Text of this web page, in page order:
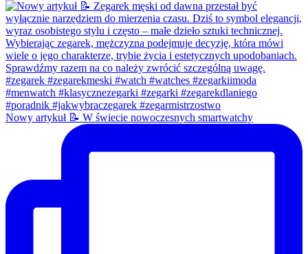
Nowy artykuł 📝 W świecie nowoczesnych smartwatchy